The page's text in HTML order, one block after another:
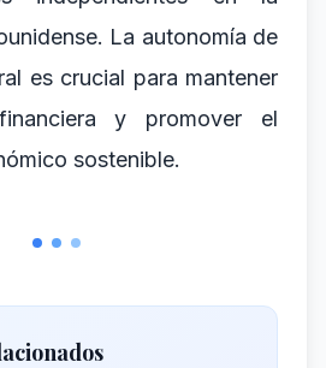
La autonomía de
es crucial para mantener
y promover el
sostenible.